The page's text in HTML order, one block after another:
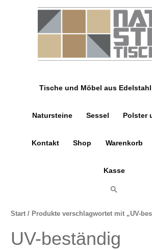
Tische und Möbel aus Edelstahl
Natursteine Sessel Polster
Kontakt Shop Warenkorb
Kasse
Suchen
Start / Produkte verschlagwortet mit „UV-
UV-beständig